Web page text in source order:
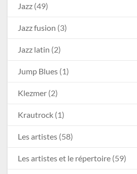
Jazz (49)
Jazz fusion (3)
Jazz latin (2)
Jump Blues (1)
Klezmer (2)
Krautrock (1)
Les artistes (58)
Les artistes et le répertoire (59)